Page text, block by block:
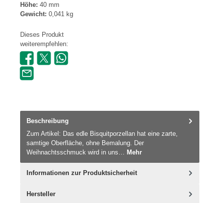
Höhe: 40 mm
Gewicht: 0,041 kg
Dieses Produkt
weiterempfehlen:
Beschreibung
Zum Artikel: Das edle Bisquitporzellan hat eine zarte,
samtige Oberfläche, ohne Bemalung. Der
Weihnachtsschmuck wird in uns… Mehr
Informationen zur Produktsicherheit
Hersteller